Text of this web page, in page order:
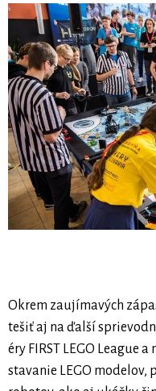
Okrem zaujímavých
tešiť aj na ďalší
éry FIRST LEGO League
stavanie LEGO modelov,